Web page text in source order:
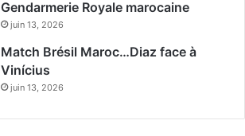
Gendarmerie Royale marocaine
juin 13, 2026
Match Brésil Maroc…Diaz face à
Vinícius
juin 13, 2026